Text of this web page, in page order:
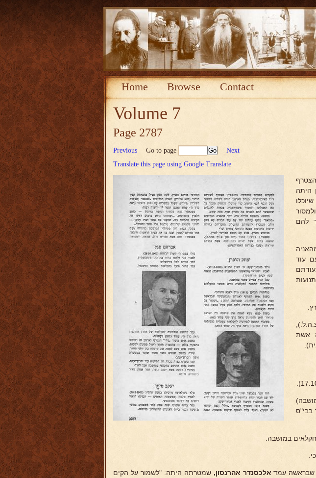
Home Browse Contact
Volume 7
Page 2787
Previous Go to page
Next
Translate this page using Google Translate
הצטרף
היתה
להם
עוד
אשת
בבי"ס
במושבה.
אלכסנדר אהרנסון, שמטרתה היתה: "לשמור על הקים